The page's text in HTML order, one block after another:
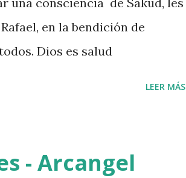
en la bendición de
Dios es salud
LEER MÁS
- Arcangel